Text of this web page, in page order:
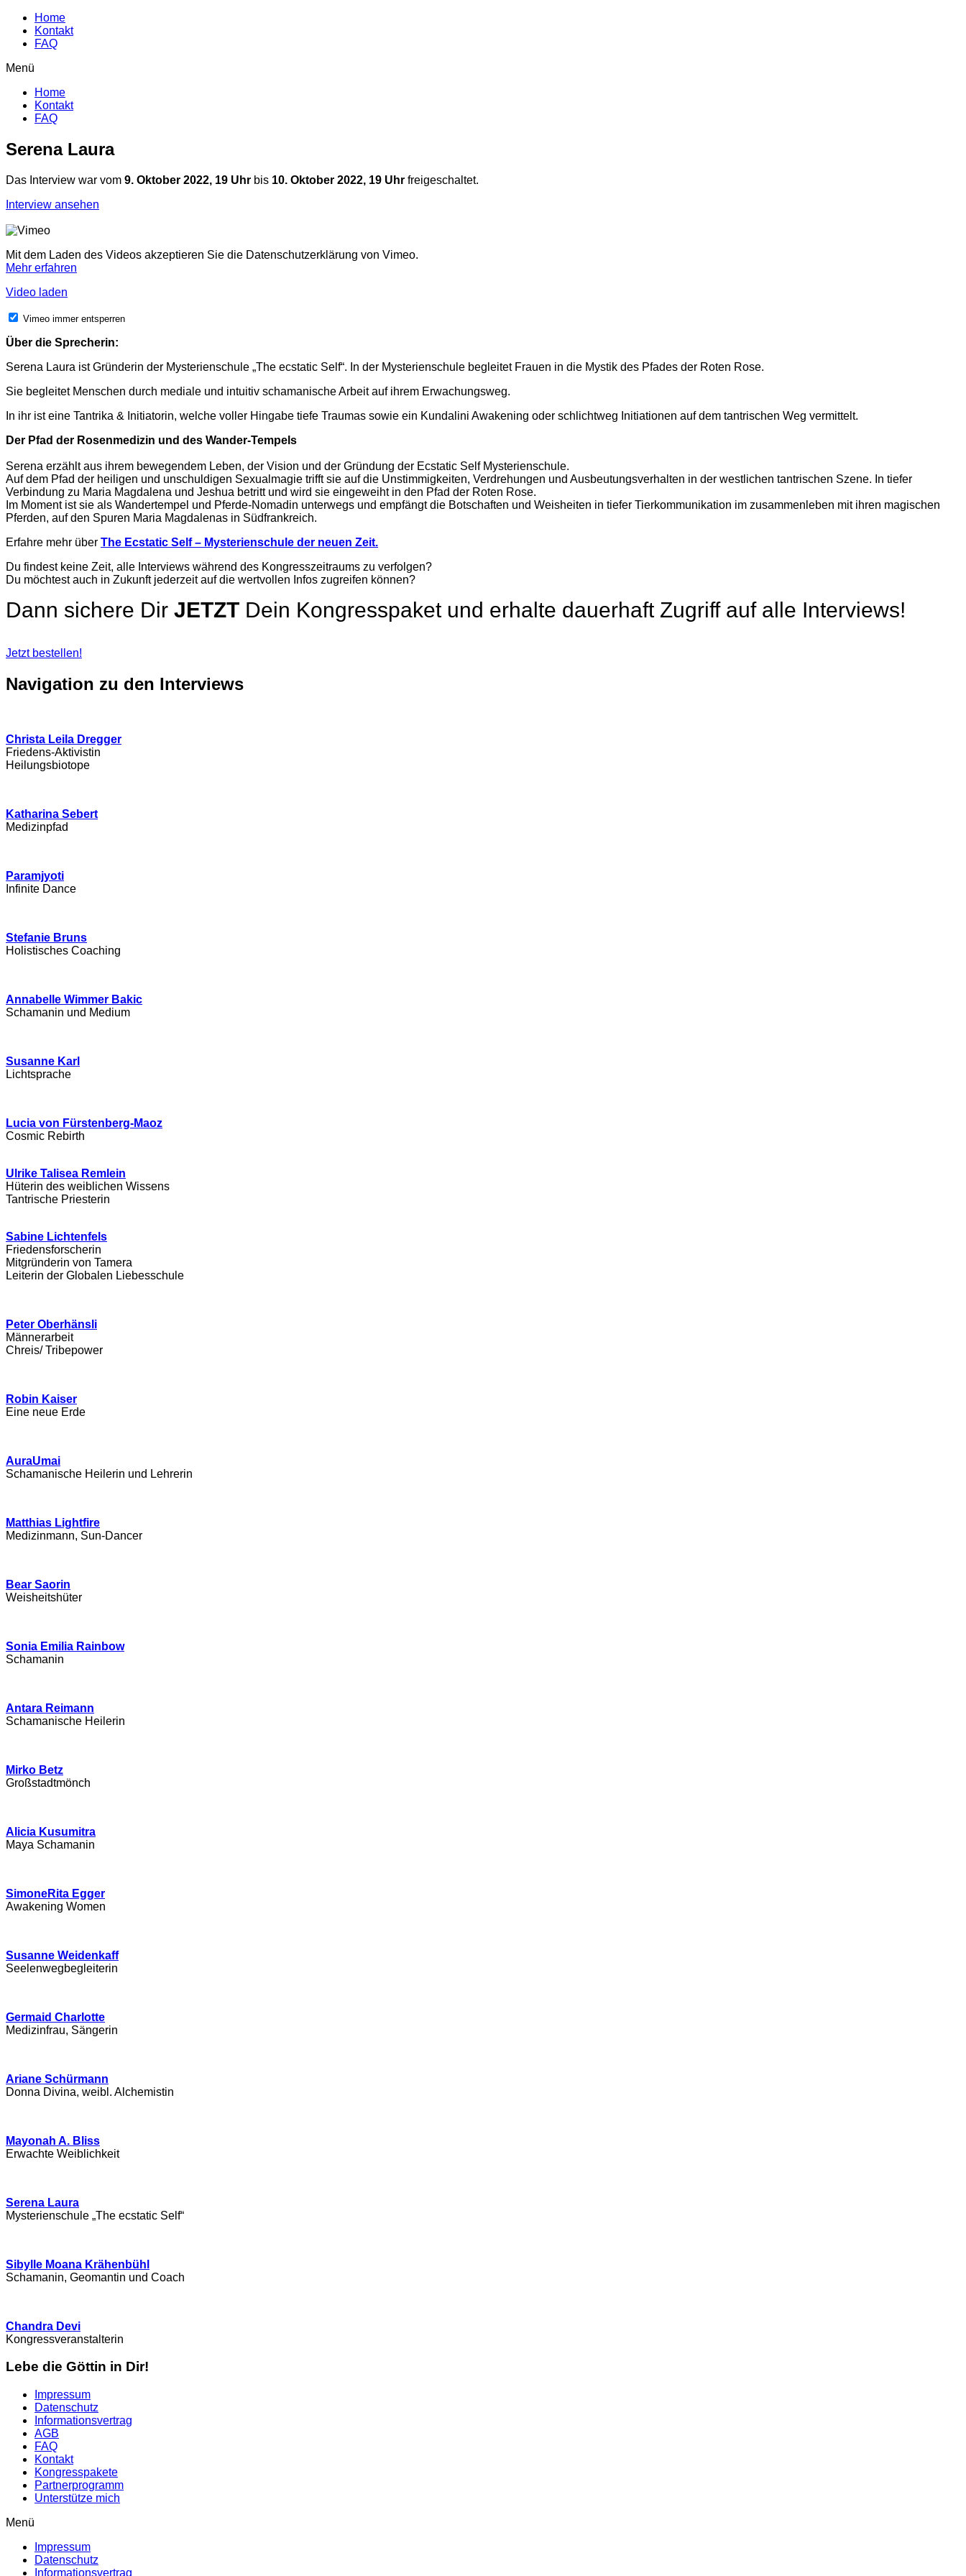
Home
Kontakt
FAQ
Menü
Home
Kontakt
FAQ
Serena Laura
Das Interview war vom 9. Oktober 2022, 19 Uhr bis 10. Oktober 2022, 19 Uhr freigeschaltet.
Interview ansehen
Mit dem Laden des Videos akzeptieren Sie die Datenschutzerklärung von Vimeo.
Mehr erfahren
Video laden
Vimeo immer entsperren
Über die Sprecherin:
Serena Laura ist Gründerin der Mysterienschule „The ecstatic Self“. In der Mysterienschule begleitet Frauen in die Mystik des Pfades der Roten Rose.
Sie begleitet Menschen durch mediale und intuitiv schamanische Arbeit auf ihrem Erwachungsweg.
In ihr ist eine Tantrika & Initiatorin, welche voller Hingabe tiefe Traumas sowie ein Kundalini Awakening oder schlichtweg Initiationen auf dem tantrischen Weg vermittelt.
Der Pfad der Rosenmedizin und des Wander-Tempels
Serena erzählt aus ihrem bewegendem Leben, der Vision und der Gründung der Ecstatic Self Mysterienschule.
Auf dem Pfad der heiligen und unschuldigen Sexualmagie trifft sie auf die Unstimmigkeiten, Verdrehungen und Ausbeutungsverhalten in der westlichen tantrischen Szene. In tiefer
Verbindung zu Maria Magdalena und Jeshua betritt und wird sie eingeweiht in den Pfad der Roten Rose.
Im Moment ist sie als Wandertempel und Pferde-Nomadin unterwegs und empfängt die Botschaften und Weisheiten in tiefer Tierkommunikation im zusammenleben mit ihren magischen
Pferden, auf den Spuren Maria Magdalenas in Südfrankreich.
Erfahre mehr über The Ecstatic Self – Mysterienschule der neuen Zeit.
Du findest keine Zeit, alle Interviews während des Kongresszeitraums zu verfolgen?
Du möchtest auch in Zukunft jederzeit auf die wertvollen Infos zugreifen können?
Dann sichere Dir JETZT Dein Kongresspaket und erhalte dauerhaft Zugriff auf alle Interviews!
Jetzt bestellen!
Navigation zu den Interviews
Christa Leila Dregger
Friedens-Aktivistin
Heilungsbiotope
Katharina Sebert
Medizinpfad
Paramjyoti
Infinite Dance
Stefanie Bruns
Holistisches Coaching
Annabelle Wimmer Bakic
Schamanin und Medium
Susanne Karl
Lichtsprache
Lucia von Fürstenberg-Maoz
Cosmic Rebirth
Ulrike Talisea Remlein
Hüterin des weiblichen Wissens
Tantrische Priesterin
Sabine Lichtenfels
Friedensforscherin
Mitgründerin von Tamera
Leiterin der Globalen Liebesschule
Peter Oberhänsli
Männerarbeit
Chreis/ Tribepower
Robin Kaiser
Eine neue Erde
AuraUmai
Schamanische Heilerin und Lehrerin
Matthias Lightfire
Medizinmann, Sun-Dancer
Bear Saorin
Weisheitshüter
Sonia Emilia Rainbow
Schamanin
Antara Reimann
Schamanische Heilerin
Mirko Betz
Großstadtmönch
Alicia Kusumitra
Maya Schamanin
SimoneRita Egger
Awakening Women
Susanne Weidenkaff
Seelenwegbegleiterin
Germaid Charlotte
Medizinfrau, Sängerin
Ariane Schürmann
Donna Divina, weibl. Alchemistin
Mayonah A. Bliss
Erwachte Weiblichkeit
Serena Laura
Mysterienschule „The ecstatic Self“
Sibylle Moana Krähenbühl
Schamanin, Geomantin und Coach
Chandra Devi
Kongressveranstalterin
Lebe die Göttin in Dir!
Impressum
Datenschutz
Informationsvertrag
AGB
FAQ
Kontakt
Kongresspakete
Partnerprogramm
Unterstütze mich
Menü
Impressum
Datenschutz
Informationsvertrag